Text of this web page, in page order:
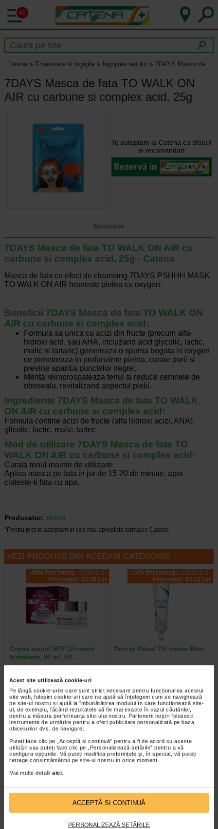
Acest site utilizează cookie-uri
Pe lângă cookie-urile care sunt strict necesare pentru funcționarea acestui
site web, folosim cookie-uri care ne ajută să înțelegem cum se navighează
pe site-ul nostru și ajută la îmbunătățirea modului în care funcționează site-
ul, de exemplu, făcând rezultatele să fie mai exacte în cazul căutărilor,
pentru a măsura performanța site-ului nostru. Partenerii noștri folosesc
instrumente de urmărire pentru a oferi publicitate personalizată pe baza
obiceiurilor dvs. de navigare.
Puteți face clic pe „Acceptă si continuă” pentru a fi de acord cu aceste
utilizări sau puteți face clic pe „Personalizează setările” pentru a vă
configura opțiunile. Vă puteți modifica preferințele și, în special, vă puteți
retrage consimțământul pe site-ul nostru în orice moment.
Mai multe detalii aici
ACCEPTĂ SI CONTINUĂ
PERSONALIZEAZĂ SETĂRILE
40
Catena Frumusete si ingrijire Ingrijirea tenului 7DAYS Masca de
7DAYS Masca de fata TO WALK ON
AIR cu carbune si complex acid, 25g
Te asteptam la Catena cu sfaturi
si recomandari
Descriere
7DAYS Masca de fata TO WALK ON AIR cu
carbune si complex acid, 25g - Catena
Masca de fata cu efect de cleansing 7DAYS PSHHH MASK
TO WALK ON AIR hraneste pielea cu oxygen.
Beneficii 7DAYS Masca de fata TO WALK ON
AIR cu carbune si complex acid:
Formula sa unica cu acizi din fructe (precum alfa-
hidroxi acid, sau AHA, incluzand acid glycolic, lactic,
malic si tartaric) genereaza o spuma bogata in oxygen
ce penetreaza in profunzime pielea, curate porii si
previne aparitia punctelor negre;
Menta reimprospateaza tenul si reduce semnele de
oboseala, revitalizand aspectul pielii.
Ingrediente 7DAYS Masca de fata TO WALK
ON AIR cu carbune si complex acid:
Formula contine acizi de fructe (alfa hidroxi acizi, ANA):
glicolic, lactic, malic, tartric.
Mod de utilizare 7DAYS Masca de fata TO
WALK ON AIR cu carbune si complex acid:
Curata tenul inainte de utilizare.
Aplica masca pe fata in jur de 15-20 de minute, apoi
clateste-ti fata cu apa.
Producator: 7DAYS
*Pentru pret te asteptam in cea mai apropiata farmacie Catena
VEZI PRODUSE DIN ACEEASI CATEGORIE
-40% Preț întreg: 55.80 Lei
Preț redus: 33.48 Lei
Crema antirid SPF 10 intens
hidratanta, 50 ml, H3…
Gerovital H3E Crema antirid FP10
previne aparitia ridurilor, oferind…
-14% Preț întreg: 110.10 Lei
Preț redus: 94.42 Lei
Ducray Kelual DS crema 40ml
recomandata pentru tratarea…
Preț redus: 90.51 Lei
Sebium Gel Spumant pentru
Preț redus: 86.64 Lei
Bioderma Sensibio H2O
Solutie Micelara X 500 ml